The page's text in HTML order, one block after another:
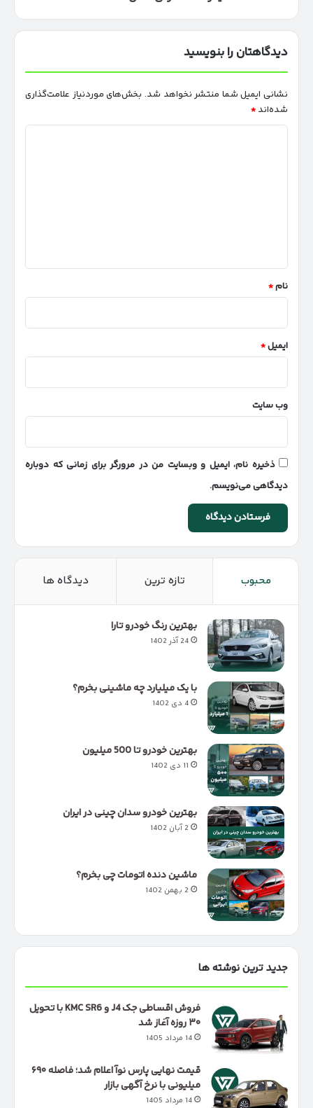
دیدگاهتان را بنویسید
نشانی ایمیل شما منتشر نخواهد شد. بخش‌های موردنیاز علامت‌گذاری
شده‌اند *
نام*
ایمیل*
وب‌ سایت
ذخیره نام، ایمیل و وبسایت من در مرورگر برای زمانی که دوباره
دیدگاهی می‌نویسم.
محبوب تازه ترین دیدگاه ها
بهترین رنگ خودرو تارا
24 آذر 1402
با یک میلیارد چه ماشینی بخرم؟
4 دی 1402
بهترین خودرو تا 500 میلیون
11 دی 1402
بهترین خودرو سدان چینی در ایران
2 آبان 1402
ماشین دنده اتومات چی بخرم؟
2 بهمن 1402
جدید ترین نوشته ها
فروش اقساطی جک J4 و KMC SR6 با تحویل
۳۰ روزه آغاز شد
14 مرداد 1405
قیمت نهایی پارس نوآ اعلام شد؛ فاصله ۶۹۰
میلیونی با نرخ آگهی بازار
14 مرداد 1405